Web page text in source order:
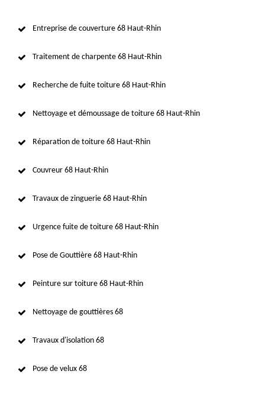
Entreprise de couverture 68 Haut-Rhin
Traitement de charpente 68 Haut-Rhin
Recherche de fuite toiture 68 Haut-Rhin
Nettoyage et démoussage de toiture 68 Haut-Rhin
Réparation de toiture 68 Haut-Rhin
Couvreur 68 Haut-Rhin
Travaux de zinguerie 68 Haut-Rhin
Urgence fuite de toiture 68 Haut-Rhin
Pose de Gouttière 68 Haut-Rhin
Peinture sur toiture 68 Haut-Rhin
Nettoyage de gouttières 68
Travaux d'isolation 68
Pose de velux 68